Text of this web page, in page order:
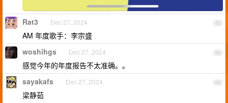
93
Rat3 Dec 27, 2024
AM 年度歌手：李宗盛
94
woshihgs Dec 27, 2024
感觉今年的年度报告不太准确。。
95
sayakafs Dec 27, 2024
梁静茹